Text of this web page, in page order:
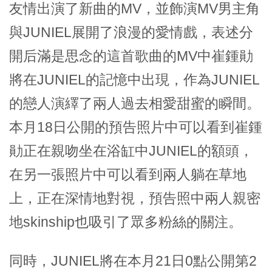
友情出演了新曲的MV，並飾演MV男主角
與JUNIEL展開了浪漫的愛情戲，表述分
開后滿是思念的這首歌曲的MV中崔鍾勛
將在JUNIEL的記憶中出現，作為JUNIEL
的戀人演繹了兩人過去相愛甜蜜的瞬間。
本月18日公開的預告照片中可以看到崔鍾
勛正在親吻坐在浴缸中JUNIEL的額頭，
在另一張照片中可以看到兩人躺在草地
上，正在深情地對視，預告照中兩人親密
地skinship也吸引了眾多粉絲的關注。
同時，JUNIEL將在本月21日0點公開第2